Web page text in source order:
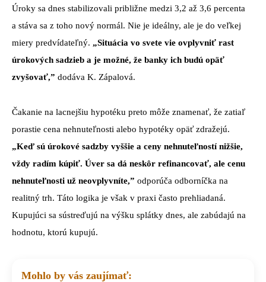
Úroky sa dnes stabilizovali približne medzi 3,2 až 3,6 percenta
a stáva sa z toho nový normál. Nie je ideálny, ale je do veľkej
miery predvídateľný. „Situácia vo svete vie ovplyvniť rast
úrokových sadzieb a je možné, že banky ich budú opäť
zvyšovať,” dodáva K. Zápalová.
Čakanie na lacnejšiu hypotéku preto môže znamenať, že zatiaľ
porastie cena nehnuteľnosti alebo hypotéky opäť zdražejú.
„Keď sú úrokové sadzby vyššie a ceny nehnuteľností nižšie,
vždy radím kúpiť. Úver sa dá neskôr refinancovať, ale cenu
nehnuteľnosti už neovplyvníte,” odporúča odborníčka na
realitný trh. Táto logika je však v praxi často prehliadaná.
Kupujúci sa sústreďujú na výšku splátky dnes, ale zabúdajú na
hodnotu, ktorú kupujú.
Mohlo by vás zaujímať: